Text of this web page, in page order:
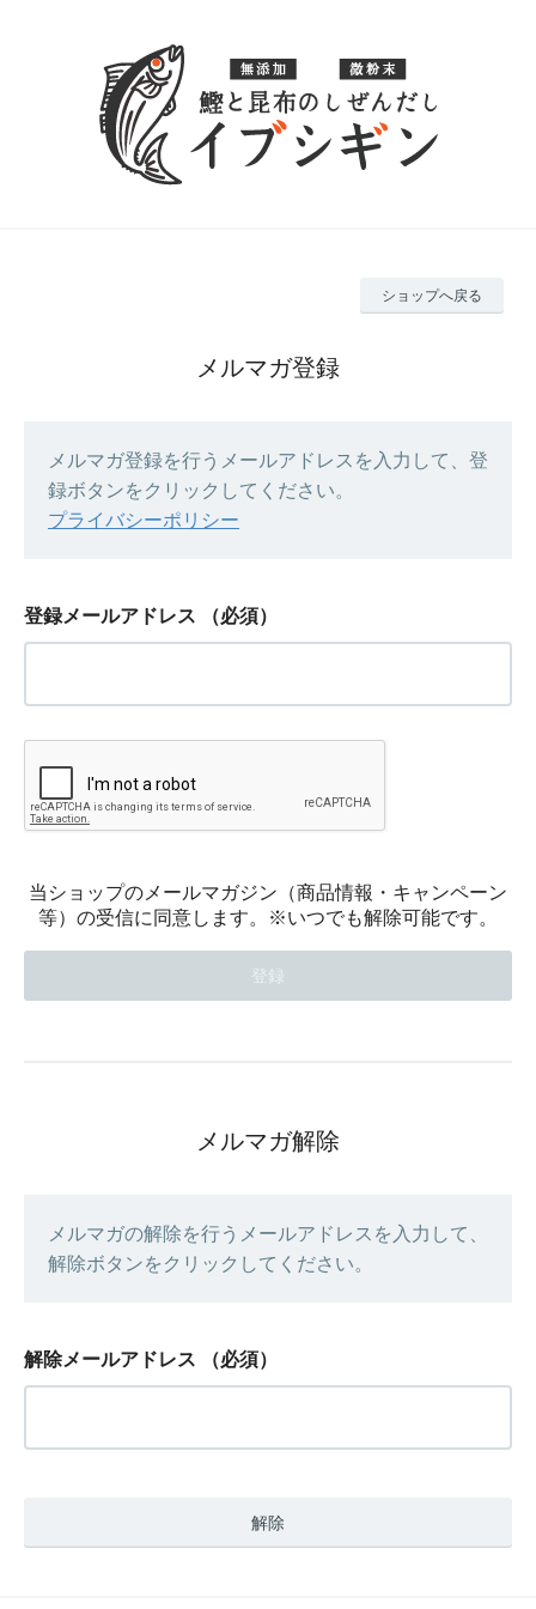
ショップへ戻る
メルマガ登録
メルマガ登録を行うメールアドレスを入力して、登
録ボタンをクリックしてください。
プライバシーポリシー
登録メールアドレス （必須）
当ショップのメールマガジン（商品情報・キャンペーン
等）の受信に同意します。※いつでも解除可能です。
メルマガ解除
メルマガの解除を行うメールアドレスを入力して、
解除ボタンをクリックしてください。
解除メールアドレス （必須）